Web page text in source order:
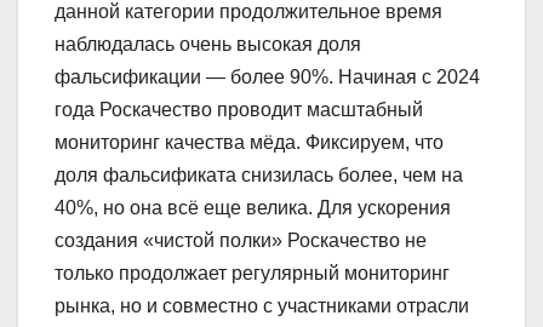
данной категории продолжительное время
наблюдалась очень высокая доля
фальсификации — более 90%. Начиная с 2024
года Роскачество проводит масштабный
мониторинг качества мёда. Фиксируем, что
доля фальсификата снизилась более, чем на
40%, но она всё еще велика. Для ускорения
создания «чистой полки» Роскачество не
только продолжает регулярный мониторинг
рынка, но и совместно с участниками отрасли